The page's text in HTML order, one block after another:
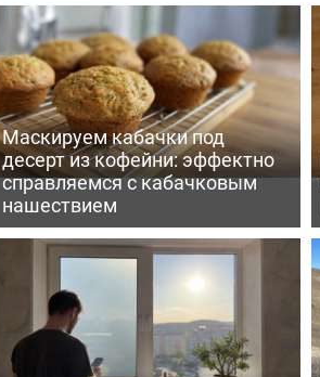
Маскируем кабачки под
десерт из кофейни: эффектно
справляемся с кабачковым
нашествием